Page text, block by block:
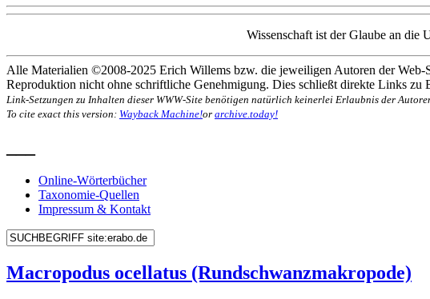
Wissenschaft ist der Glaube an die
Alle Materialien ©2008-2025 Erich Willems bzw. die jeweiligen Autoren der Web-
Reproduktion nicht ohne schriftliche Genehmigung. Dies schließt direkte Links zu
Link-Setzungen zu Inhalten dieser WWW-Site benötigen natürlich keinerlei Erlaubnis der
To cite exact this version: Wayback Machine!or archive.today!
Online-Wörterbücher
Taxonomie-Quellen
Impressum & Kontakt
Macropodus ocellatus (Rundschwanzmakropode)